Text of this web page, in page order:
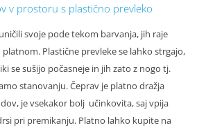
v prostoru s plastično prevleko
svoje pode tekom barvanja, jih raje
Plastične prevleke se lahko strgajo,
se sušijo počasneje in jih zato z nogo tj.
stanovanju. Čeprav je platno dražja
je vsekakor bolj učinkovita, saj vpija
pri premikanju. Platno lahko kupite na